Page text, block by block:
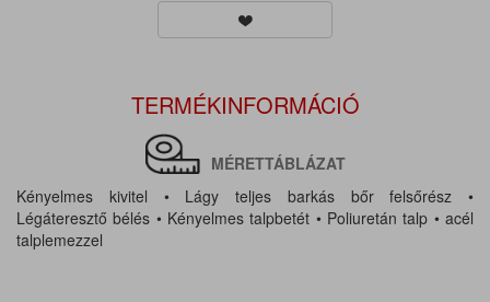
TERMÉKINFORMÁCIÓ
MÉRETTÁBLÁZAT
Kényelmes kivitel • Lágy teljes barkás bőr felsőrész •
Légáteresztő bélés • Kényelmes talpbetét • Poliuretán talp • acél
talplemezzel